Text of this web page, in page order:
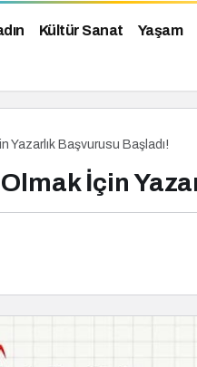
Kültür Sanat Yaşam
Yazarlık Başvurusu Başladı!
İçin